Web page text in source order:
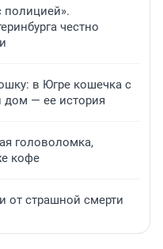
полицией».
честно
в Югре кошечка с
— ее история
головоломка,
кофе
от страшной смерти